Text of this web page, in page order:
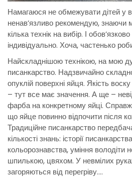
Намагаюся не обмежувати дітей у
ненав’язливо рекомендую, знаючи
кілька технік на вибір. І
індивідуально. Хоча, частенько
Найскладнішою технікою, на мою
писанкарство. Надзвичайно
опуклій поверхні яйця. Якість
– тут все має значення. А ще –
фарба на конкретному яйці.
що яйце повинно відпочити після
Традиційне писанкарство
кількості знань: історії
кольорознавства, уміння
шпилькою, цвяхом. У невмілих
загоряються від перегріву….